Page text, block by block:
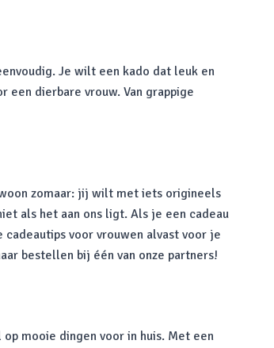
Je wilt een kado dat leuk en
een dierbare vrouw. Van grappige
zomaar: jij wilt met iets origineels
als het aan ons ligt. Als je een cadeau
voor vrouwen alvast voor je
bestellen bij één van onze partners!
mooie dingen voor in huis. Met een